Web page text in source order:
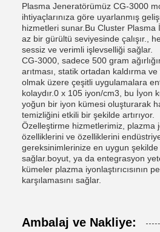
Plasma Jeneratörümüz CG-3000
ihtiyaçlarınıza göre uyarlanmış
hizmetleri sunar.Bu Cluster Plasma
az bir gürültü seviyesinde çalışır.,
sessiz ve verimli işlevselliği sağlar.
CG-3000, sadece 500 gram
arıtması, statik ortadan kaldırma
olmak üzere çeşitli uygulamalara
kolaydır.0 x 105 iyon/cm3, bu İyon
yoğun bir iyon kümesi oluşturarak
temizliğini etkili bir şekilde artırıyor.
Özelleştirme hizmetlerimiz, plazma
özelliklerini ve özelliklerini
gereksinimlerinize en uygun
sağlar.boyut, ya da entegrasyon
kümeler plazma iyonlaştırıcısının
karşılamasını sağlar.
Ambalaj ve Nakliye: